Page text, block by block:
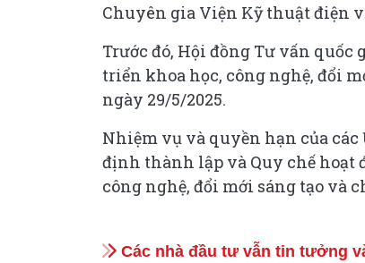
Chuyên gia Viện Kỹ thuật điện
Trước đó, Hội đồng Tư vấn quốc
triển khoa học, công nghệ, đổi
ngày 29/5/2025.
Nhiệm vụ và quyền hạn của
định thành lập và Quy chế hoạt
công nghệ, đổi mới sáng tạo và
Các nhà đầu tư vẫn tin tưởng